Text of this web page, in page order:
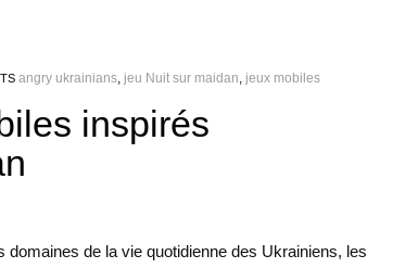
angry ukrainians jeu Nuit sur maidan jeux mobiles
inspirés
domaines de la vie quotidienne des Ukrainiens, les